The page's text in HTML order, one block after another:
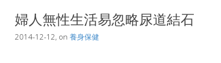
婦人無性生活易忽略尿道結石
2014-12-12, on 養身保健